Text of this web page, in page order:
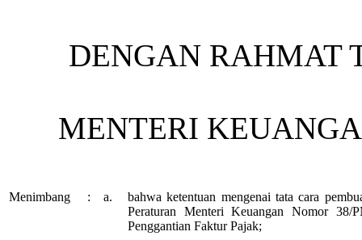
DENGAN RAHMAT
MENTERI
Menimbang : a.
bahwa ketentuan mengenai tata cara
Peraturan Menteri Keuangan Nomor 38/
Penggantian Faktur Pajak;